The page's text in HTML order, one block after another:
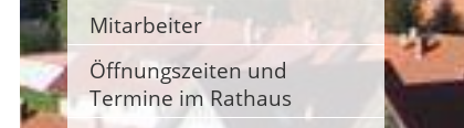
Mitarbeiter
Öffnungszeiten und
Termine im Rathaus